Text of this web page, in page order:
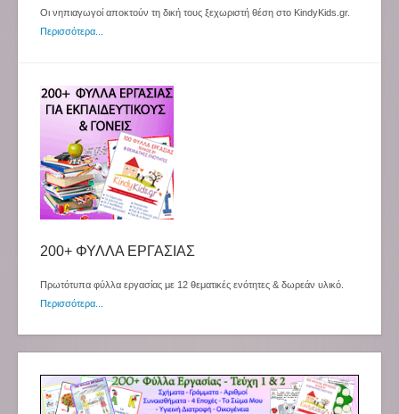
Οι νηπιαγωγοί αποκτούν τη δική τους ξεχωριστή θέση στο KindyKids.gr.
Περισσότερα...
200+ ΦΥΛΛΑ ΕΡΓΑΣΙΑΣ
Πρωτότυπα φύλλα εργασίας με 12 θεματικές ενότητες & δωρεάν υλικό.
Περισσότερα...